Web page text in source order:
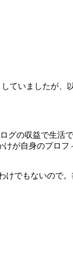
ていましたが、
グの収益で生活
が自身のプロフ
けでもないので